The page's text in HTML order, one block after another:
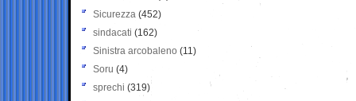
Sicurezza (452)
sindacati (162)
Sinistra arcobaleno (11)
Soru (4)
sprechi (319)